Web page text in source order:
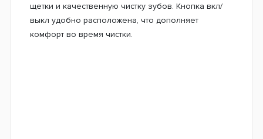
щетки и качественную чистку зубов. Кнопка вкл/
выкл удобно расположена, что дополняет
комфорт во время чистки.